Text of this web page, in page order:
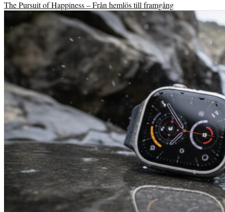
The Pursuit of Happiness – Från hemlös till framgång